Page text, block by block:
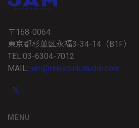
〒168-0064
東京都杉並区永福3-34-14（B1F）
TEL:03-6304-7012
MAIL: jam@rinkydinkstudio.com
MENU